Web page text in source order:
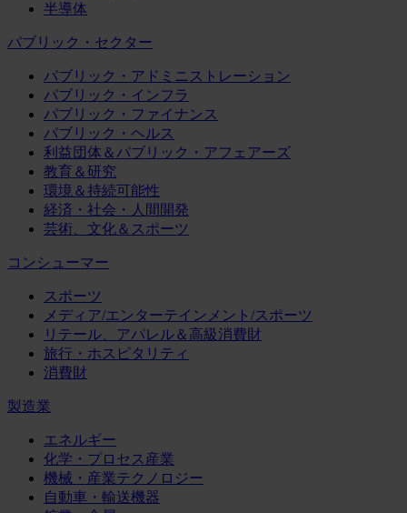
半導体
パブリック・セクター
パブリック・アドミニストレーション
パブリック・インフラ
パブリック・ファイナンス
パブリック・ヘルス
利益団体＆パブリック・アフェアーズ
教育＆研究
環境＆持続可能性
経済・社会・人間開発
芸術、文化＆スポーツ
コンシューマー
スポーツ
メディア/エンターテインメント/スポーツ
リテール、アパレル＆高級消費財
旅行・ホスピタリティ
消費財
製造業
エネルギー
化学・プロセス産業
機械・産業テクノロジー
自動車・輸送機器